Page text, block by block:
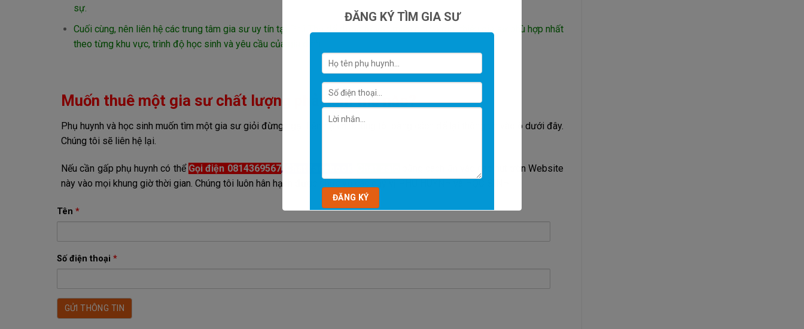
sự.
Cuối cùng, nên liên hệ các trung tâm gia sư uy tín tại Phú Thọ để được tư vấn miễn phí và giới thiệu gia sư phù hợp nhất
theo từng khu vực, trình độ học sinh và yêu cầu của gia đình.
Muốn thuê một gia sư chất lượng phải làm thế nào?
Phụ huynh và học sinh muốn tìm một gia sư giỏi đừng ngại liên hệ với chúng tôi bằng cách để lại thông tin vào ô dưới đây.
Chúng tôi sẽ liên hệ lại.
Nếu cần gấp phụ huynh có thể Gọi điện 0814369567,
bằng cách ấn vào các nút trên Website
này vào mọi khung giờ thời gian. Chúng tôi luôn hân hạnh được phục vụ các quý vị PHỤ HUYNH và HỌC SINH.
Tên *
Số điện thoại *
ĐĂNG KÝ TÌM GIA SƯ